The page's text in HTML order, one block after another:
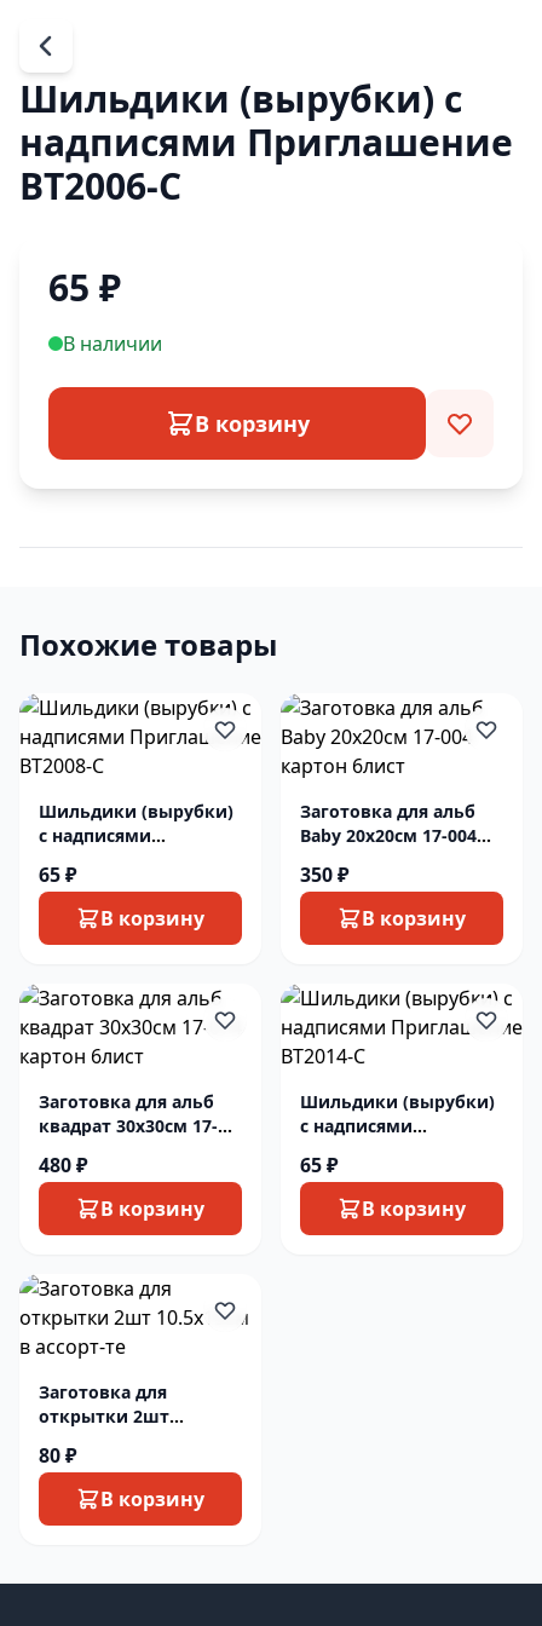
Шильдики (вырубки) с
надписями Приглашение
ВТ2006-С
65 ₽
В наличии
В корзину
Похожие товары
Шильдики (вырубки)
с надписями
С
65 ₽
В корзину
Заготовка для альб
Baby 20х20см 17-004
350 ₽
В корзину
Заготовка для альб
квадрат 30х30см 17-
480 ₽
В корзину
Шильдики (вырубки)
с надписями
С
65 ₽
В корзину
Заготовка для
открытки 2шт
80 ₽
В корзину